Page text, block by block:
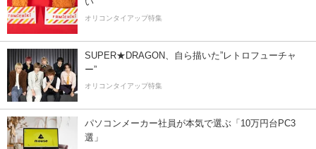
オリコンタイアップ特集
SUPER★DRAGON、自ら描いた”レトロフューチャ
ー”
オリコンタイアップ特集
パソコンメーカー社員が本気で選ぶ「10万円台PC3
選」